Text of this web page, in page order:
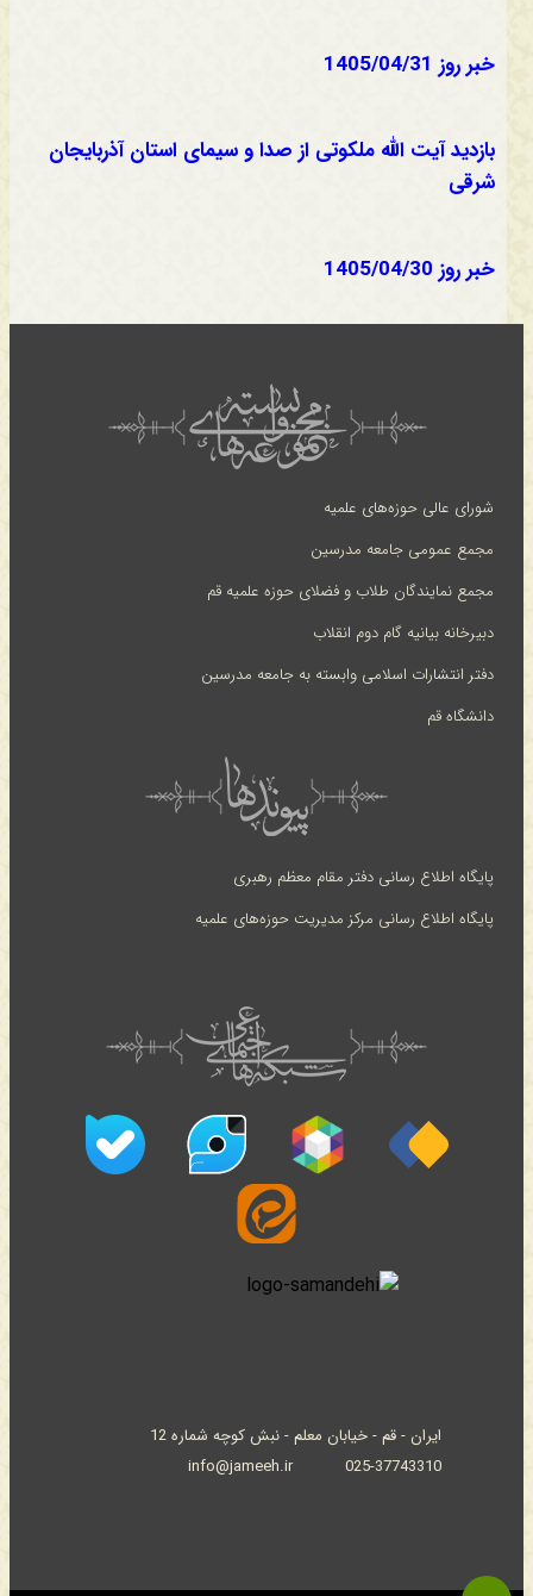
خبر روز 1405/04/31
بازدید آیت الله ملکوتی از صدا و سیمای استان آذربایجان
شرقی
خبر روز 1405/04/30
شورای عالی حوزه‌های علمیه
مجمع عمومی جامعه مدرسین
مجمع نمایندگان طلاب و فضلای حوزه علمیه قم
دبیرخانه بیانیه گام دوم انقلاب
دفتر انتشارات اسلامی وابسته به جامعه مدرسین
دانشگاه قم
پایگاه اطلاع رسانی دفتر مقام معظم رهبری
پایگاه اطلاع رسانی مرکز مدیریت حوزه‌های علمیه
ایران - قم - خیابان معلم - نبش کوچه شماره 12
025-37743310
info@jameeh.ir